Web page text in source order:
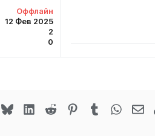
Оффлайн
12 Фев 2025
2
0
BlueskyLinkedIn
Reddit Pinterest
Tumblr